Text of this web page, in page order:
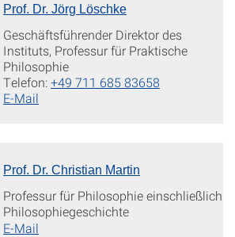
Prof. Dr. Jörg Löschke
Geschäftsführender Direktor des
Instituts, Professur für Praktische
Philosophie
Telefon:+49 711 685 83658
E-Mail
Prof. Dr. Christian Martin
Professur für Philosophie einschließlich
Philosophiegeschichte
E-Mail